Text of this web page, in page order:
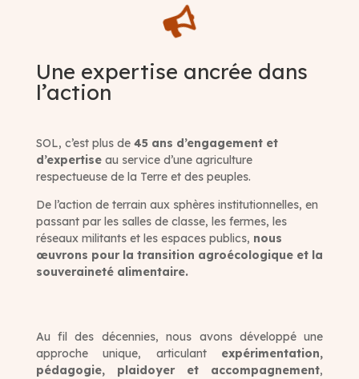

Une expertise ancrée dans
l’action
SOL, c’est plus de 45 ans d’engagement et
d’expertise au service d’une agriculture
respectueuse de la Terre et des peuples.
De l’action de terrain aux sphères institutionnelles, en
passant par les salles de classe, les fermes, les
réseaux militants et les espaces publics, nous
œuvrons pour la transition agroécologique et la
souveraineté alimentaire.
Au fil des décennies, nous avons développé une
approche unique, articulant expérimentation,
pédagogie, plaidoyer et accompagnement,